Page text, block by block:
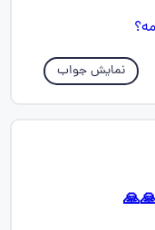
نمایش جواب